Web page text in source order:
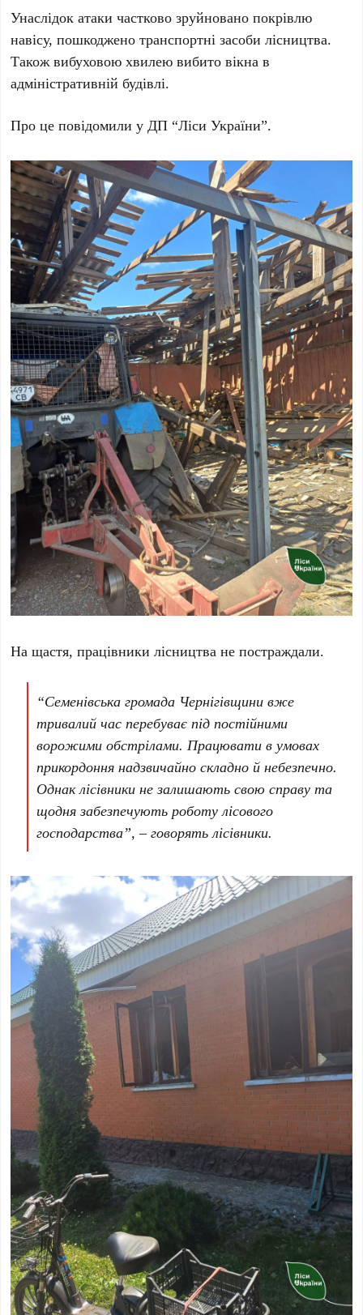
Унаслідок атаки частково зруйновано покрівлю
навісу, пошкоджено транспортні засоби лісництва.
Також вибуховою хвилею вибито вікна в
адміністративній будівлі.
Про це повідомили у ДП “Ліси України”.
На щастя, працівники лісництва не постраждали.
“Семенівська громада Чернігівщини вже
тривалий час перебуває під постійними
ворожими обстрілами. Працювати в умовах
прикордоння надзвичайно складно й небезпечно.
Однак лісівники не залишають свою справу та
щодня забезпечують роботу лісового
господарства”, – говорять лісівники.